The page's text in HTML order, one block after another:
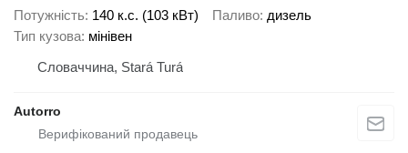
Потужність 140 к.с. (103 кВт) Паливо дизель
Тип кузова мінівен
Словаччина, Stará Turá
Autorro